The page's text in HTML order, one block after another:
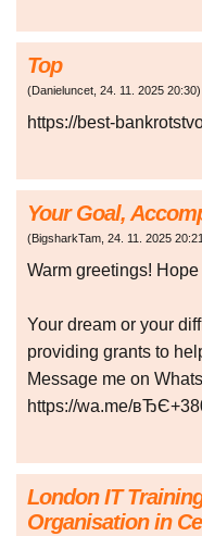
Top
(Danieluncet, 24. 11. 2025 20:30)
https://best-
Your Goal,
(BigsharkTam, 24. 11. 2025
Warm greetings!
Your dream or your
providing grants to
Message me on
https://wa.me/
London IT
Organisation in